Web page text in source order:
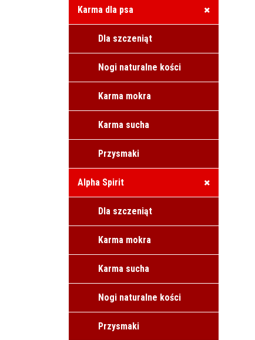
Karma dla psa
Dla szczeniąt
Nogi naturalne kości
Karma mokra
Karma sucha
Przysmaki
Alpha Spirit
Dla szczeniąt
Karma mokra
Karma sucha
Nogi naturalne kości
Przysmaki